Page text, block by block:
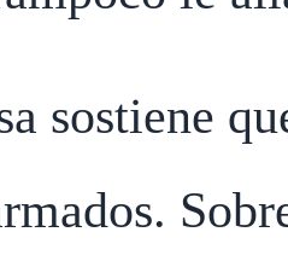
sostiene